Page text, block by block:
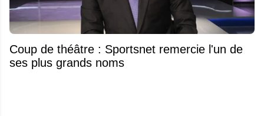
Coup de théâtre : Sportsnet remercie l'un de
ses plus grands noms